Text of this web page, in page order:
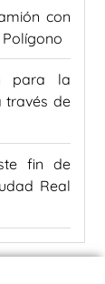
con
para la
través de
fin de
Real